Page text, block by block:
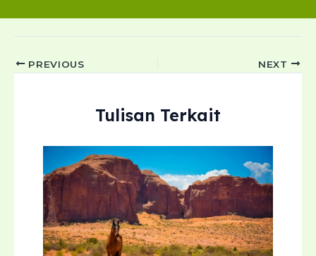
Post
PREVIOUS NEXT
Tulisan Terkait